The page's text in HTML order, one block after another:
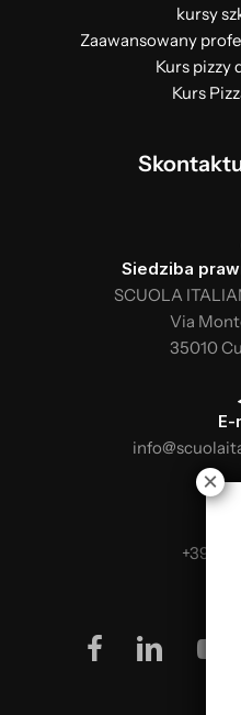
kursy
Zaawansowany
Kurs pizzy
Kurs
Siedziba
SCUOLA
Via
35010
E-
+39
facebook
linkedin